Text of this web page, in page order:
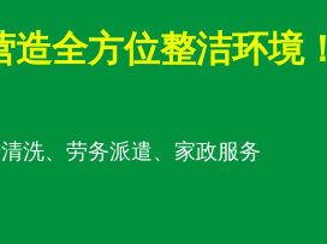
全方位整洁环境！
洗、劳务派遣、家政服务